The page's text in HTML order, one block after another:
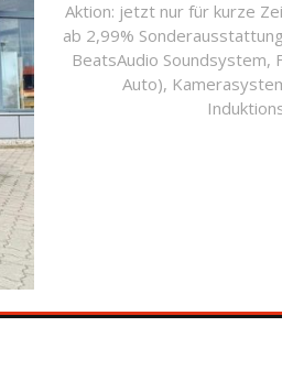
Aktion: jetzt nur für kurze
ab 2,99%
BeatsAudio Soundsystem,
Auto),